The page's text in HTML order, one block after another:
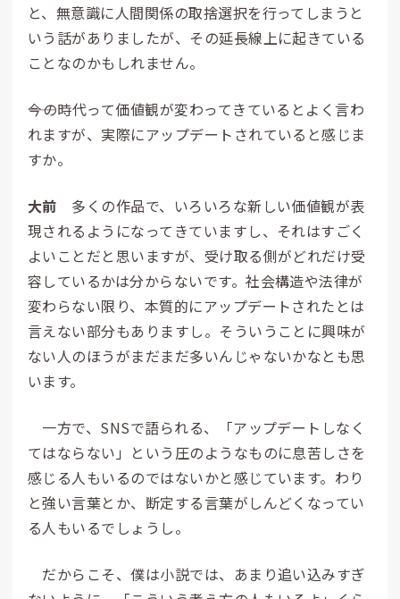
と、無意識に人間関係の取捨選択を行ってしまうと
いう話がありましたが、その延長線上に起きている
ことなのかもしれません。
――今の時代って価値観が変わってきているとよく言わ
れますが、実際にアップデートされていると感じま
すか。
大前 多くの作品で、いろいろな新しい価値観が表
現されるようになってきていますし、それはすごく
よいことだと思いますが、受け取る側がどれだけ受
容しているかは分からないです。社会構造や法律が
変わらない限り、本質的にアップデートされたとは
言えない部分もありますし。そういうことに興味が
ない人のほうがまだまだ多いんじゃないかなとも思
います。
一方で、SNSで語られる、「アップデートしなく
てはならない」という圧のようなものに息苦しさを
感じる人もいるのではないかと感じています。わり
と強い言葉とか、断定する言葉がしんどくなってい
る人もいるでしょうし。
だからこそ、僕は小説では、あまり追い込みすぎ